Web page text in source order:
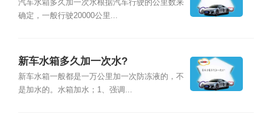
汽车水箱多久加一次水根据汽车行驶的公里数来
确定，一般行驶20000公里...
新车水箱多久加一次水?
新车水箱一般都是一万公里加一次防冻液的，不
是加水的。水箱加水；1、强调...